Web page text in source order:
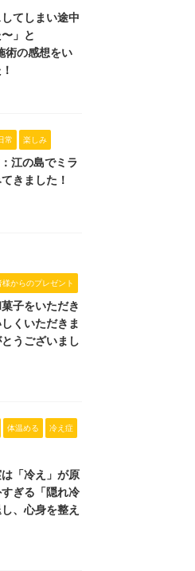
してしまい途中
」と
術の感想をい
常 楽しみ
江の島でミラ
きました！
からのプレゼント
子をいただき
くいただきま
うございまし
体温める 冷え症
「冷え」が原
ぎる「隠れ冷
、心身を整え